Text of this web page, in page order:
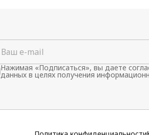
Нажимая «Подписаться», вы даете
данных в целях получения